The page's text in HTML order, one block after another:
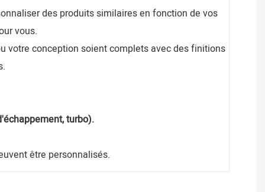
des produits similaires en fonction de vos
vous.
votre conception soient complets avec des finitions
turbo).
être personnalisés.